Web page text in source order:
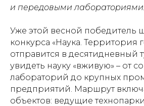
и передовыми лабораториями.
Уже этой весной победитель
конкурса «Наука. Территория
отправится в десятидневный
увидеть науку «вживую» – от
лабораторий до крупных
предприятий. Маршрут
объектов: ведущие